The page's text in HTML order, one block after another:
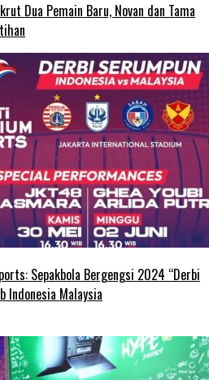
Dua Pemain Baru, Novan dan Tama
Sepakbola Bergengsi 2024 “Derbi
Indonesia Malaysia